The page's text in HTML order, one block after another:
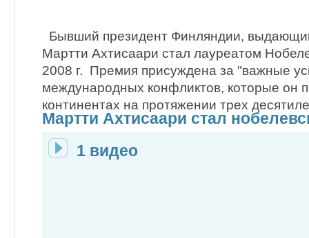
Бывший президент Финляндии,
Мартти Ахтисаари стал лауреатом
2008 г. Премия присуждена за "важные
международных конфликтов, которые он
континентах на протяжении трех
Мартти Ахтисаари стал
1 видео